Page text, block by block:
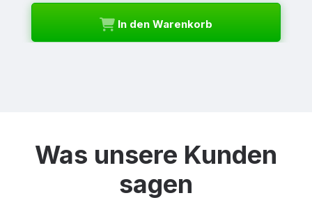
In den Warenkorb
Was unsere Kunden
sagen